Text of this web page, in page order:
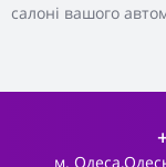
салоні вашого
м.